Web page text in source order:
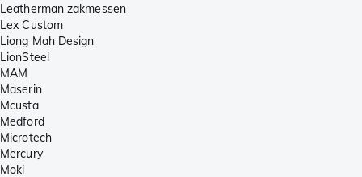
Leatherman zakmessen
Lex Custom
Liong Mah Design
LionSteel
MAM
Maserin
Mcusta
Medford
Microtech
Mercury
Moki